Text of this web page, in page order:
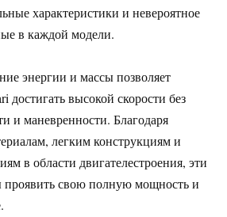
характеристики и невероятное
в каждой модели.
энергии и массы позволяет
достигать высокой скорости без
и маневренности. Благодаря
легким конструкциям и
в области двигателестроения, эти
проявить свою полную мощность и